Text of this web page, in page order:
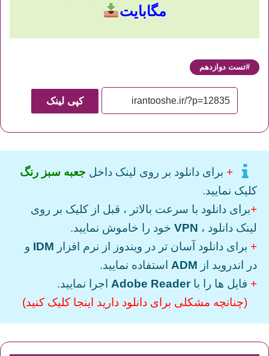
مگابایت
تست دوازدهم
کپی لینک
+ برای دانلود بر روی لینک داخل جعبه سبز رنگ
کلیک نمایید.
+برای دانلود با سرعت بالاتر ، قبل از کلیک بر روی
لینک دانلود ، VPN خود را خاموش نمایید.
+ برای دانلود آسان تر در ویندوز از نرم افزار IDM و
در اندروید از ADM استفاده نمایید.
+ فایل ها را با Adobe Reader اجرا نمایید.
(چنانچه مشکلی برای دانلود دارید اینجا کلیک کنید)